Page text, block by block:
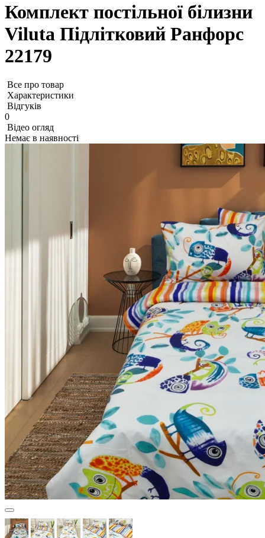
Комплект постільної білизни
Viluta Підлітковий Ранфорс
22179
Все про товар
Характеристики
Відгуків
0
Відео огляд
Немає в наявності